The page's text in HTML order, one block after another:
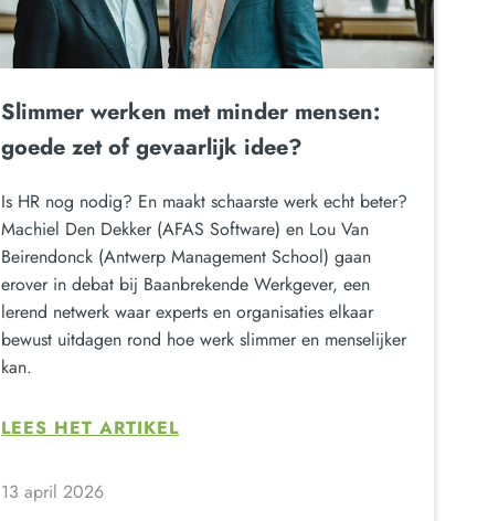
Slimmer werken met minder mensen:
goede zet of gevaarlijk idee?
Is HR nog nodig? En maakt schaarste werk echt beter?
Machiel Den Dekker (AFAS Software) en Lou Van
Beirendonck (Antwerp Management School) gaan
erover in debat bij Baanbrekende Werkgever, een
lerend netwerk waar experts en organisaties elkaar
bewust uitdagen rond hoe werk slimmer en menselijker
kan.
LEES HET ARTIKEL
13 april 2026